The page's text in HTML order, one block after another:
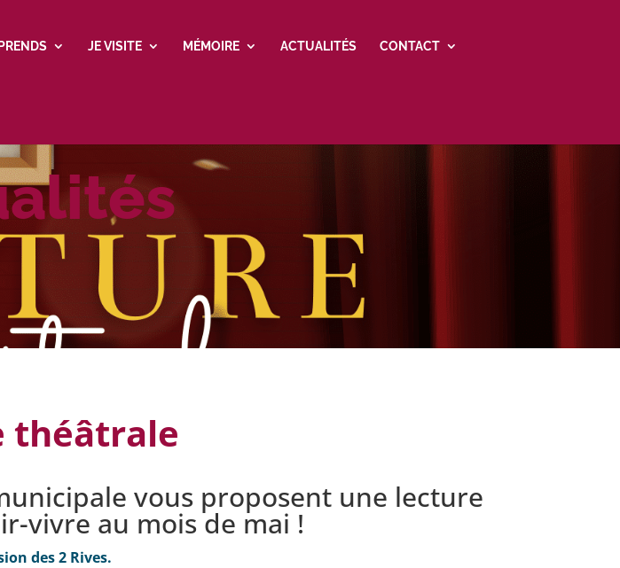
JE VISITE MÉMOIRE ACTUALITÉS CONTACT
théâtrale
vous proposent une lecture
vivre au mois de mai !
des 2 Rives.